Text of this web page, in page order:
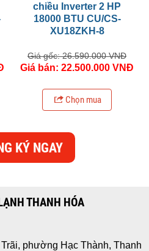
chiều Inverter 2 HP
18000 BTU CU/CS-
XU18ZKH-8
Giá gốc: 26.590.000 VNĐ
Giá bán: 22.500.000 VNĐ
Chọn mua
KÝ NGAY
THANH HÓA
phường Hạc Thành, Thanh